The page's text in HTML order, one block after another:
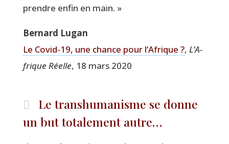
prendre enfin en main. »
Ber­nard Lugan
Le Covid-19, une chance pour l’Afrique ?, L’A­
frique Réelle, 18 mars 2020
Le transhumanisme se donne
un but totalement autre…